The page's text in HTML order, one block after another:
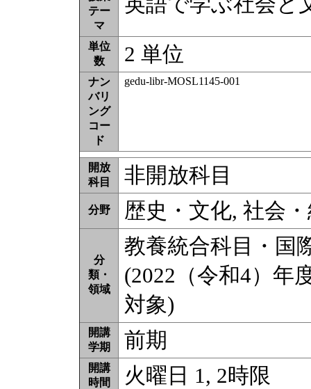
テー
マ
単位
数
2 単位
ナン
バリ
ング
コー
ド
gedu-libr-MOSL1145-001
開放
科目
非開放科目
分野 歴史・文化, 社会
分
類・
領域
教養統合科目・国
(2022（令和4）年
対象)
開講
学期
前期
開講
時間
火曜日 1, 2時限